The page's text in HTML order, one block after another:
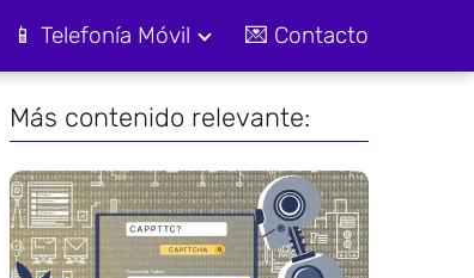
📱 Telefonía Móvil 💌 Contacto
Más contenido relevante: